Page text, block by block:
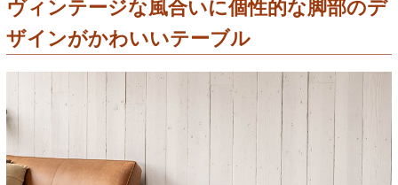
ヴィンテージな風合いに個性的な脚部のデ
ザインがかわいいテーブル